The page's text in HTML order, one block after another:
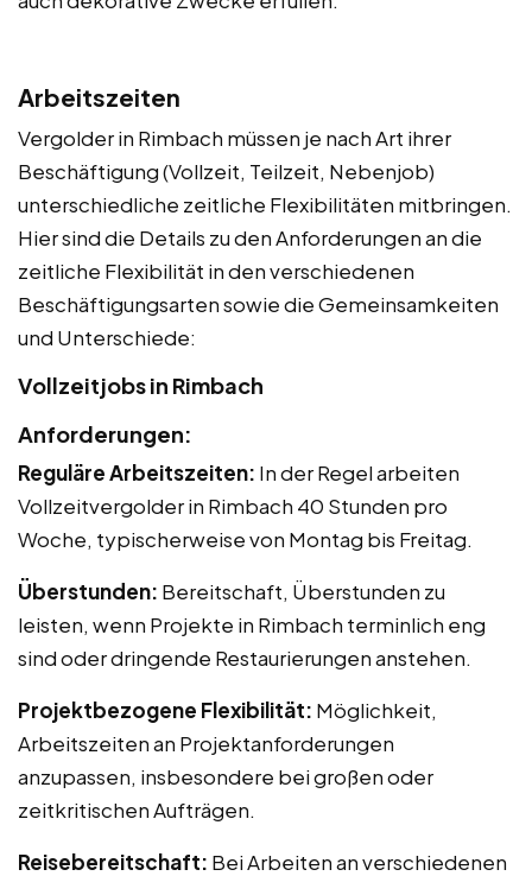
Arbeitszeiten
Vergolder in Rimbach müssen je nach Art ihrer
Beschäftigung (Vollzeit, Teilzeit, Nebenjob)
unterschiedliche zeitliche Flexibilitäten mitbringen.
Hier sind die Details zu den Anforderungen an die
zeitliche Flexibilität in den verschiedenen
Beschäftigungsarten sowie die Gemeinsamkeiten
und Unterschiede:
Vollzeitjobs in Rimbach
Anforderungen:
Reguläre Arbeitszeiten: In der Regel arbeiten
Vollzeitvergolder in Rimbach 40 Stunden pro
Woche, typischerweise von Montag bis Freitag.
Überstunden: Bereitschaft, Überstunden zu
leisten, wenn Projekte in Rimbach terminlich eng
sind oder dringende Restaurierungen anstehen.
Projektbezogene Flexibilität: Möglichkeit,
Arbeitszeiten an Projektanforderungen
anzupassen, insbesondere bei großen oder
zeitkritischen Aufträgen.
Reisebereitschaft: Bei Arbeiten an verschiedenen